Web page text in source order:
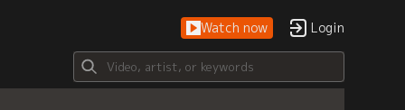
Watch now Login